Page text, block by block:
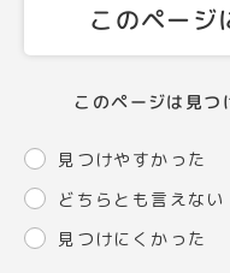
このページ
このページは見つ
見つけやすかった
どちらとも言えない
見つけにくかった